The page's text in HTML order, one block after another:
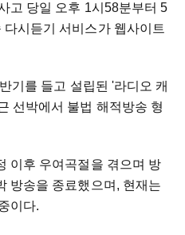
고 당일 오후 1시58분부터 5
시듣기 서비스가 웹사이트
기를 들고 설립된 '라디오 캐
선박에서 불법 해적방송 형
이후 우여곡절을 겪으며 방
방송을 종료했으며, 현재는
이다.